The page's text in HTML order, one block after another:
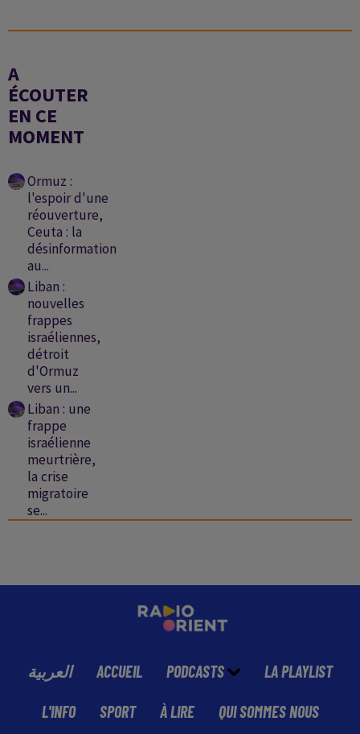
A
ÉCOUTER
EN CE
MOMENT
Ormuz :
l'espoir d'une
réouverture,
Ceuta : la
désinformation
au...
Liban :
nouvelles
frappes
israéliennes,
détroit
d'Ormuz
vers un...
Liban : une
frappe
israélienne
meurtrière,
la crise
migratoire
se...